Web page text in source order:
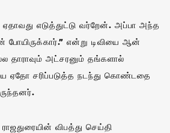
ஏதாவது எடுத்துட்டு வர்றேன். அப்பா அந்த
போயிருக்கார்.” என்று டிவியை ஆன்
தாராவும் அட்சரனும் தங்களால்
ஏதோ சரிப்படுத்த நடந்து கொண்டதை
விபத்து செய்தி